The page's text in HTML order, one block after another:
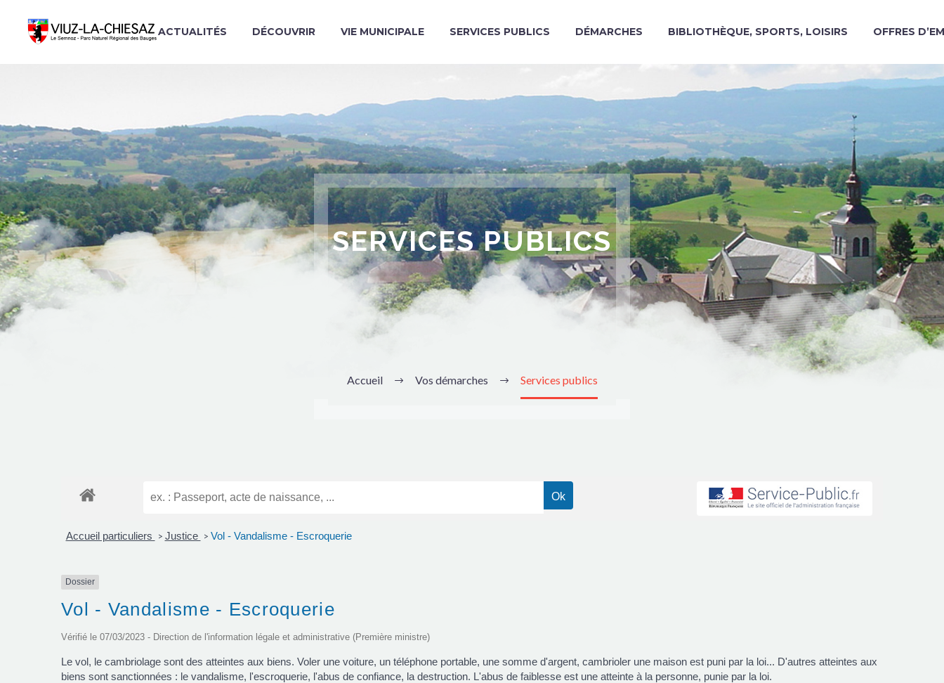
ACTUALITÉS DÉCOUVRIR VIE MUNICIPALE SERVICES PUBLICS DÉMARCHES BIBLIOTHÈQUE, SPORTS, LOISIRS OFFRES
SERVICES PUBLICS
Accueil Vos démarches Services publics
Accueil particuliers > Justice > Vol - Vandalisme - Escroquerie
Dossier
Vol - Vandalisme - Escroquerie
Vérifié le 07/03/2023 - Direction de l'information légale et administrative (Première ministre)
Le vol, le cambriolage sont des atteintes aux biens. Voler une voiture, un téléphone portable, une somme d'argent, cambrioler une maison est puni par la loi... D'autres atteintes aux
biens sont sanctionnées : le vandalisme, l'escroquerie, l'abus de confiance, la destruction. L'abus de faiblesse est une atteinte à la personne, punie par la loi.